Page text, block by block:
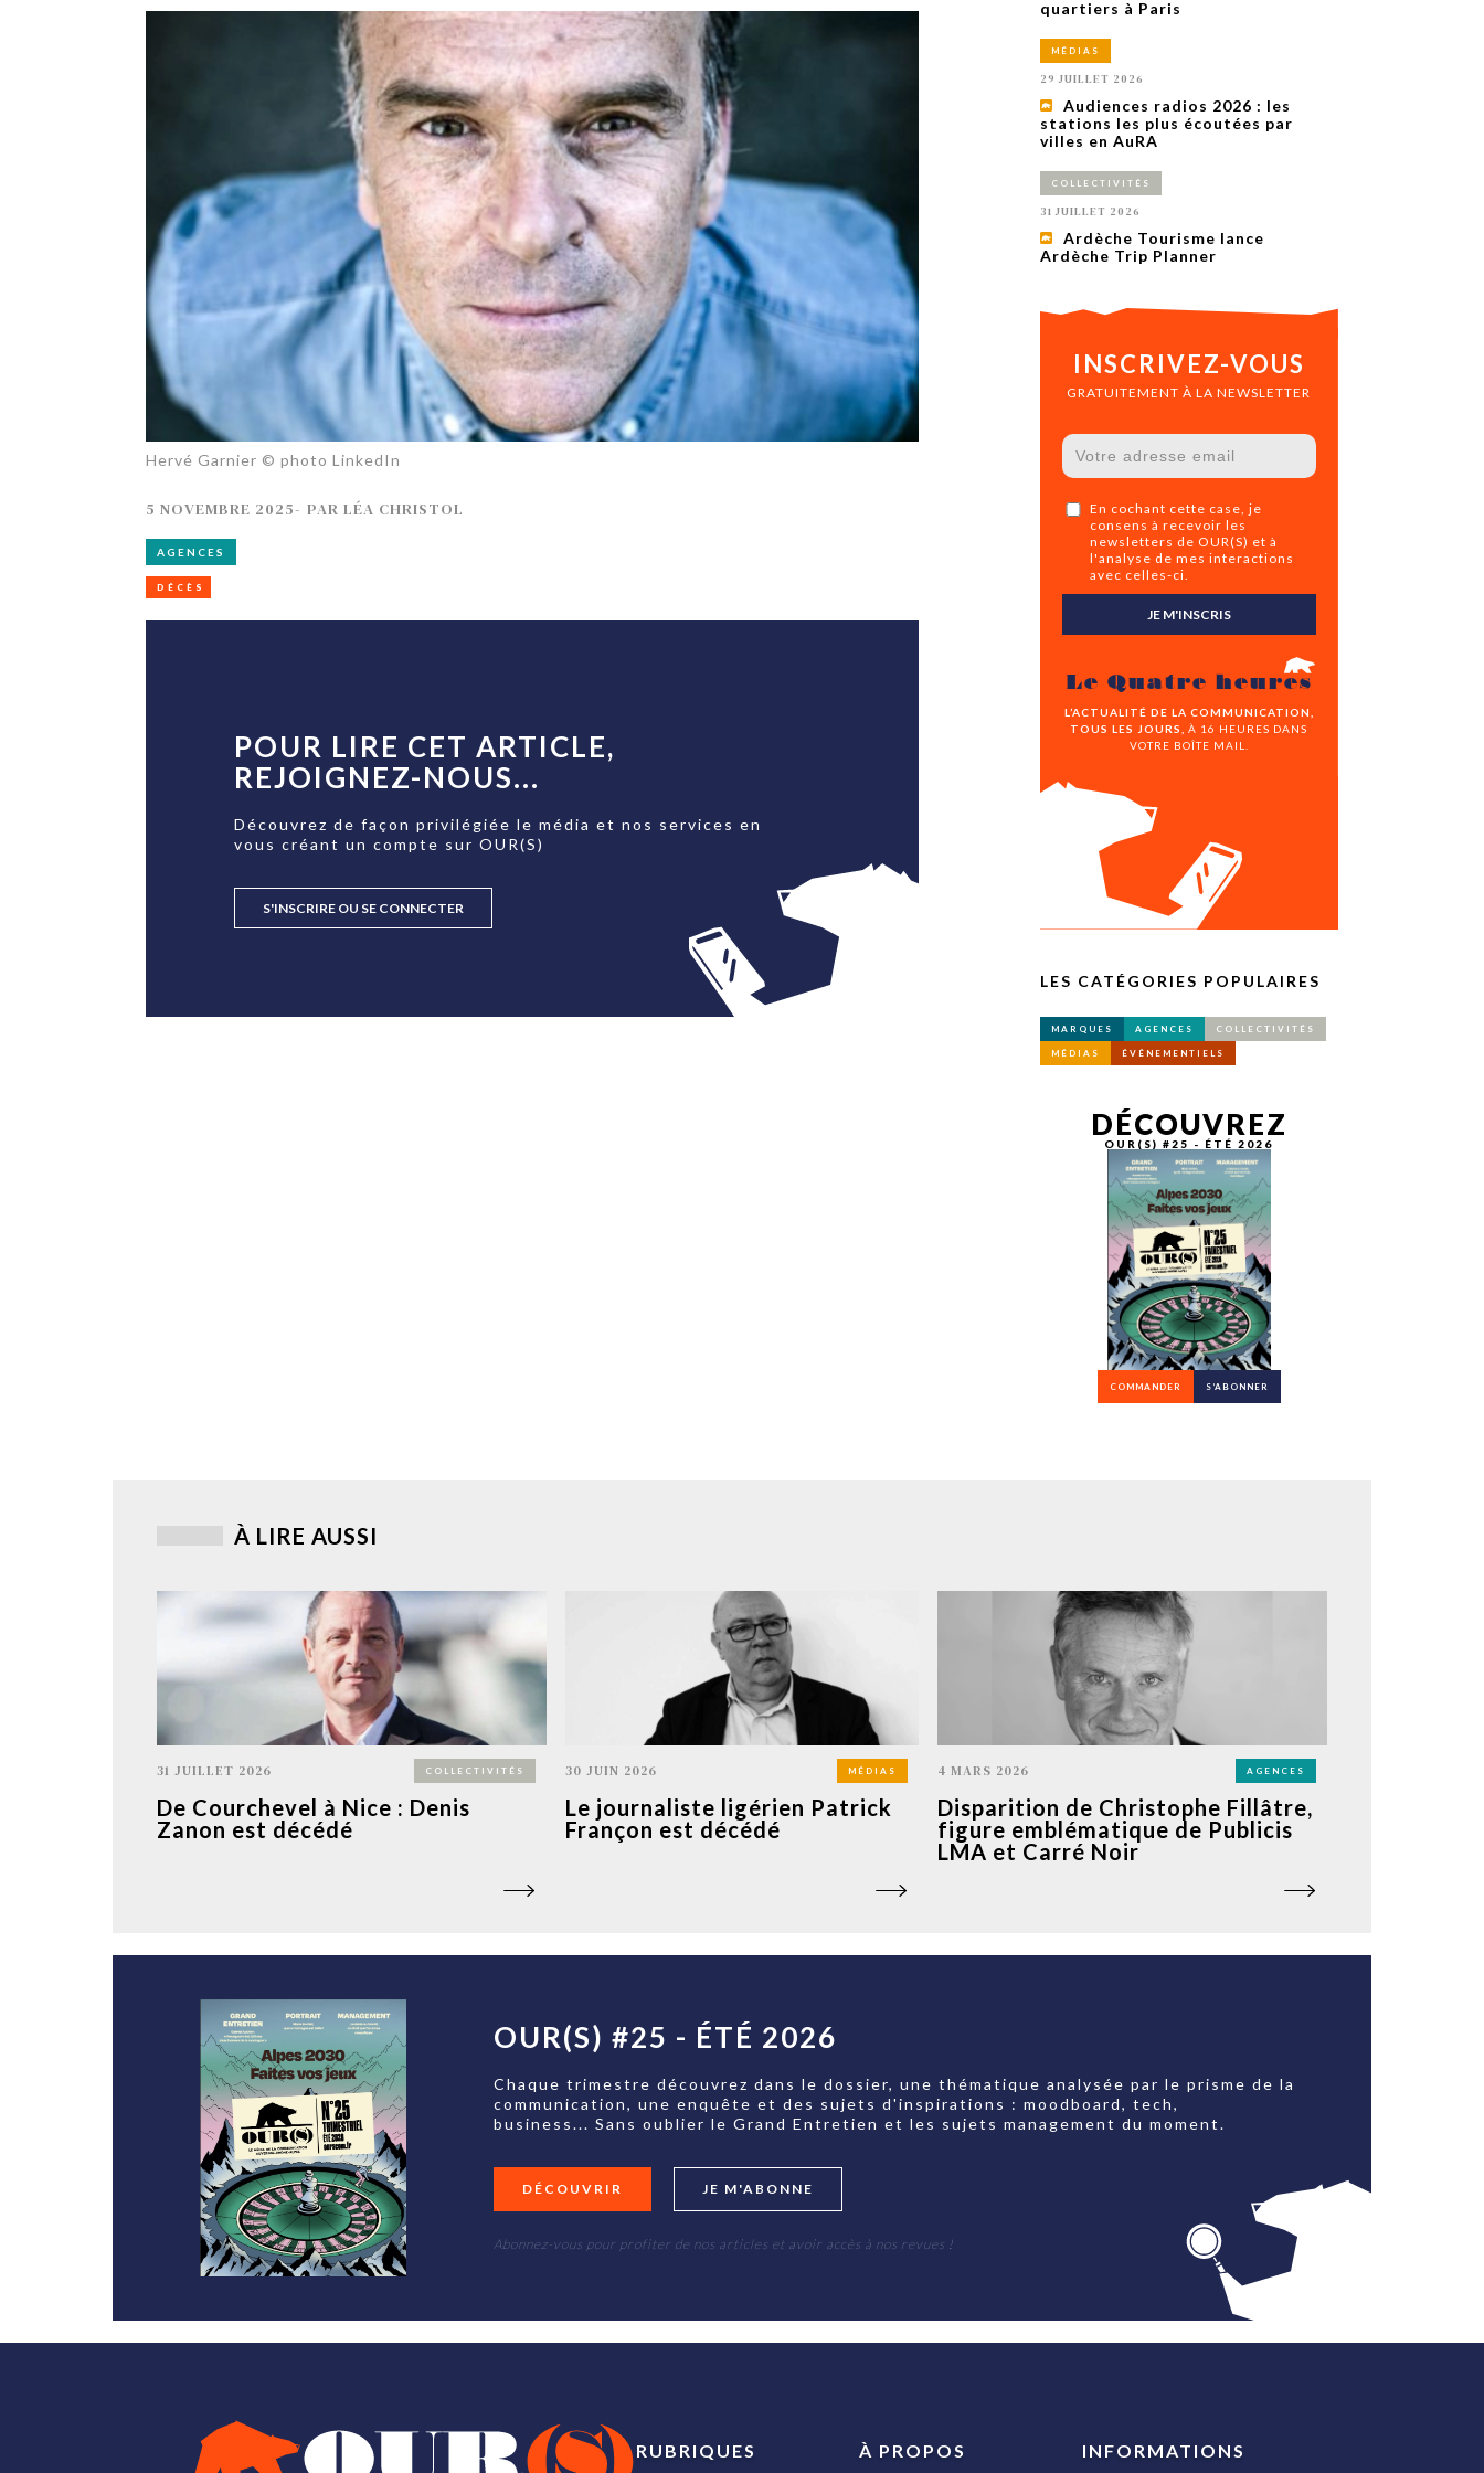
Amandine Burret
rejoint Sainte-Foy-
lès-Lyon
la déconnexion, en digital et au cinéma.
marketing et communication, revient sur
M’ABONNER À OURSCOM PENDANT
1 AN
Hervé Garnier © photo LinkedIn
5 NOVEMBRE 2025- PARLÉA CHRISTOL
AGENCES
DÉCÈS
POUR LIRE CET ARTICLE,
REJOIGNEZ-NOUS...
Découvrez de façon privilégiée le média et nos services en
vous créant un compte sur OUR(S)
S'INSCRIRE OU SE CONNECTER
quartiers à Paris
MÉDIAS
29 JUILLET 2026
Audiences radios 2026 : les
stations les plus écoutées par
villes en AuRA
COLLECTIVITÉS
31 JUILLET 2026
Ardèche Tourisme lance
Ardèche Trip Planner
INSCRIVEZ-VOUS
GRATUITEMENT À LA NEWSLETTER
En cochant cette case, je
consens à recevoir les
newsletters de OUR(S) et à
l'analyse de mes interactions
avec celles-ci.
JE M'INSCRIS
Le Quatre heures
L’ACTUALITÉ DE LA COMMUNICATION,
TOUS LES JOURS,
À 16 HEURES DANS
VOTRE BOÎTE MAIL.
LES CATÉGORIES POPULAIRES
MARQUES AGENCES COLLECTIVITÉS
MÉDIAS ÉVÉNEMENTIELS
DÉCOUVREZ
OUR(S) #25 - ÉTÉ 2026
COMMANDER S’ABONNER
À LIRE AUSSI
31 JUILLET 2026 COLLECTIVITÉS
De Courchevel à Nice : Denis
Zanon est décédé
30 JUIN 2026 MÉDIAS
Le journaliste ligérien Patrick
Françon est décédé
4 MARS 2026 AGENCES
Disparition de Christophe Fillâtre,
figure emblématique de Publicis
LMA et Carré Noir
OUR(S) #25 - ÉTÉ 2026
Chaque trimestre découvrez dans le dossier, une thématique analysée par le prisme de la
communication, une enquête et des sujets d'inspirations : moodboard, tech,
business... Sans oublier le Grand Entretien et les sujets management du moment.
DÉCOUVRIR JE M'ABONNE
Abonnez-vous pour profiter de nos articles et avoir accès à nos revues !
RUBRIQUES À PROPOS INFORMATIONS